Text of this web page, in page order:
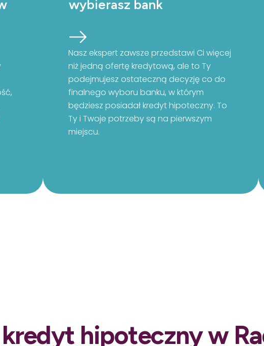
wybierasz bank
Nasz ekspert zawsze przedstawi Ci więcej
niż jedną ofertę kredytową, ale to Ty
podejmujesz ostateczną decyzję co do
finalnego wyboru banku, w którym
będziesz posiadał kredyt hipoteczny. To
Ty i Twoje potrzeby są na pierwszym
miejscu.
kredyt hipoteczny w